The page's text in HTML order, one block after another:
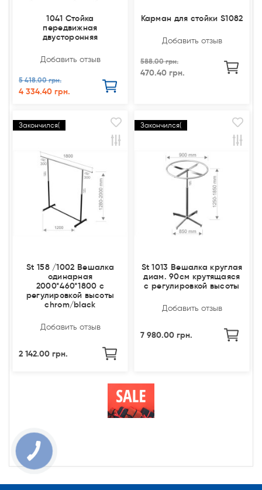
1041 Стойка
передвижная
двусторонняя
Добавить отзыв
5 418.00 грн.
4 334.40 грн.
Карман для стойки S1082
Добавить отзыв
588.00 грн.
470.40 грн.
Закончился(
St 158 /1002 Вешалка
одинарная
2000*460*1800 с
регулировкой высоты
chrom/black
Добавить отзыв
2 142.00 грн.
Закончился(
St 1013 Вешалка круглая
диам. 90см крутящаяся
с регулировкой высоты
Добавить отзыв
7 980.00 грн.